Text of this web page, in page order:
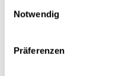
Notwendig
Präferenzen